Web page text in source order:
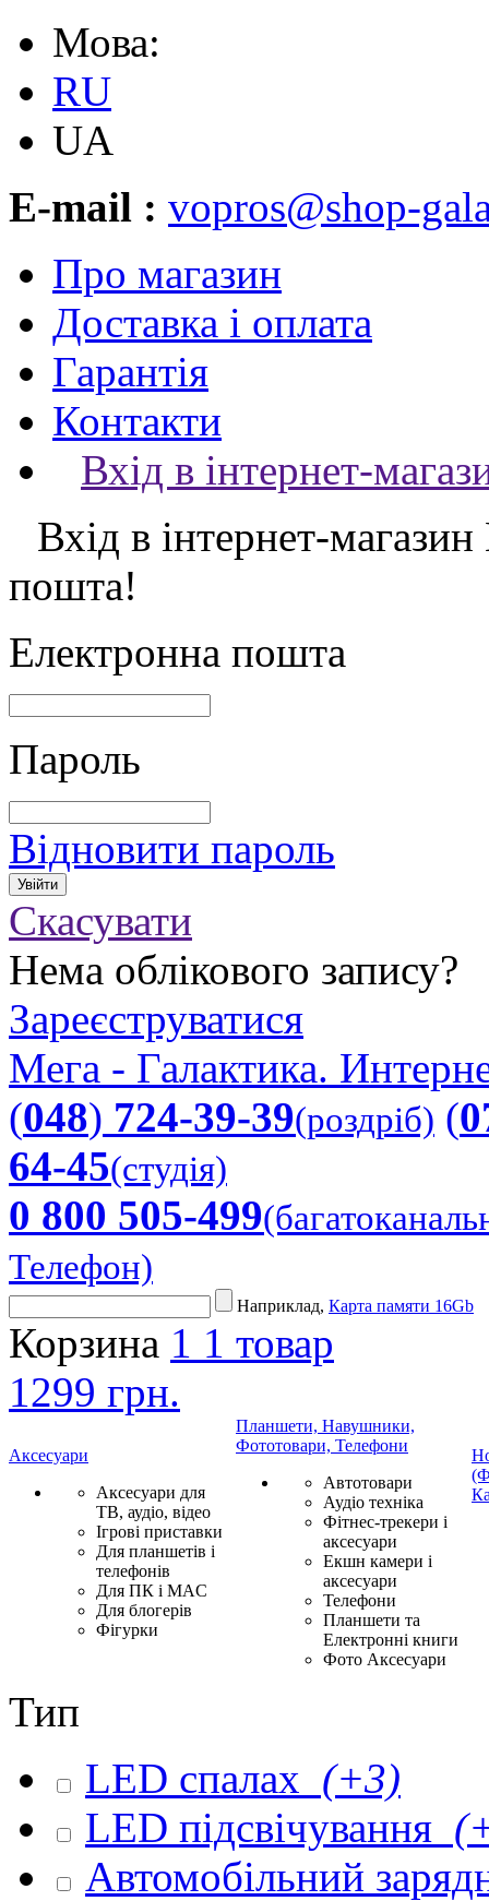
Мова:
RU
UA
E-mail : vopros@shop-
Про магазин
Доставка і оплата
Гарантія
Контакти
Вхід в інтернет-
Вхід в інтернет-магазин
пошта!
Електронна пошта
Пароль
Відновити пароль
Скасувати
Нема облікового запису?
Зареєструватися
Мега - Галактика.
(048) 724-39-39(роздріб) (
64-45(студія)
0 800 505-499
Телефон)
Наприклад, Карта памяти 16Gb
Корзина 1 1 товар
1299 грн.
Аксесуари
Аксесуари для
ТВ, аудіо, відео
Ігрові приставки
Для планшетів і
телефонів
Для ПК і MAC
Для блогерів
Фігурки
Планшети, Навушники,
Фототовари, Телефони
Автотовари
Аудіо техніка
Фітнес-трекери і
аксесуари
Екшн камери і
аксесуари
Телефони
Планшети та
Електронні книги
Фото Аксесуари
Тип
LED спалах (+3)
LED підсвічування
Автомобільний